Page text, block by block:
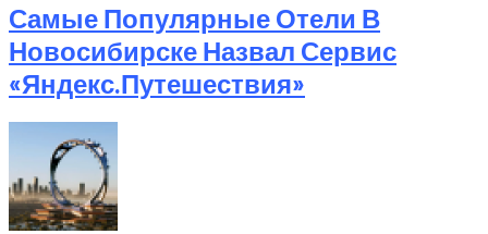
Самые Популярные Отели В
Новосибирске Назвал Сервис
«Яндекс.Путешествия»